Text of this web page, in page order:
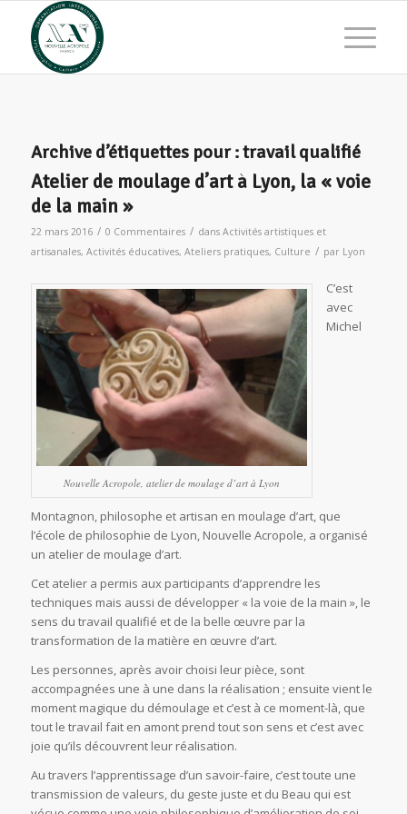
Archive d’étiquettes pour :travail qualifié
Atelier de moulage d’art à Lyon, la « voie
de la main »
22 mars 2016 / 0 Commentaires / dans Activités artistiques et
artisanales, Activités éducatives, Ateliers pratiques, Culture / par Lyon
Nouvelle Acropole, atelier de moulage d’art à Lyon
C’est
avec
Michel
Montagnon, philosophe et artisan en moulage d’art, que
l’école de philosophie de Lyon, Nouvelle Acropole, a organisé
un atelier de moulage d’art.
Cet atelier a permis aux participants d’apprendre les
techniques mais aussi de développer « la voie de la main », le
sens du travail qualifié et de la belle œuvre par la
transformation de la matière en œuvre d’art.
Les personnes, après avoir choisi leur pièce, sont
accompagnées une à une dans la réalisation ; ensuite vient le
moment magique du démoulage et c’est à ce moment-là, que
tout le travail fait en amont prend tout son sens et c’est avec
joie qu’ils découvrent leur réalisation.
Au travers l’apprentissage d’un savoir-faire, c’est toute une
transmission de valeurs, du geste juste et du Beau qui est